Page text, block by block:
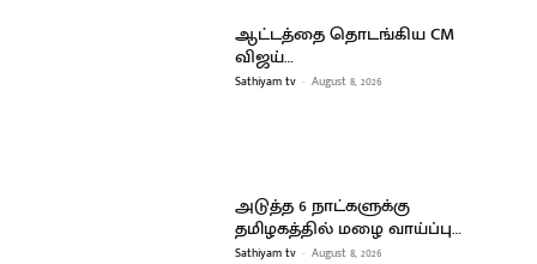
ஆட்டத்தை தொடங்கிய CM
விஜய்…
Sathiyam tv - August 8, 2026
அடுத்த 6 நாட்களுக்கு
தமிழகத்தில் மழை வாய்ப்பு…
Sathiyam tv - August 8, 2026